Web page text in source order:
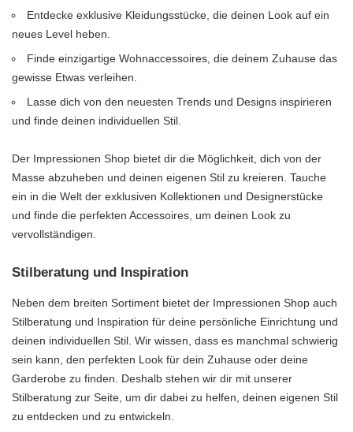
Entdecke exklusive Kleidungsstücke, die deinen Look auf ein
neues Level heben.
Finde einzigartige Wohnaccessoires, die deinem Zuhause das
gewisse Etwas verleihen.
Lasse dich von den neuesten Trends und Designs inspirieren
und finde deinen individuellen Stil.
Der Impressionen Shop bietet dir die Möglichkeit, dich von der
Masse abzuheben und deinen eigenen Stil zu kreieren. Tauche
ein in die Welt der exklusiven Kollektionen und Designerstücke
und finde die perfekten Accessoires, um deinen Look zu
vervollständigen.
Stilberatung und Inspiration
Neben dem breiten Sortiment bietet der Impressionen Shop auch
Stilberatung und Inspiration für deine persönliche Einrichtung und
deinen individuellen Stil. Wir wissen, dass es manchmal schwierig
sein kann, den perfekten Look für dein Zuhause oder deine
Garderobe zu finden. Deshalb stehen wir dir mit unserer
Stilberatung zur Seite, um dir dabei zu helfen, deinen eigenen Stil
zu entdecken und zu entwickeln.